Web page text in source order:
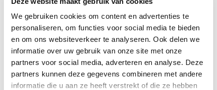
We gebruiken cookies om content en advertenties te
personaliseren, om functies voor social media te bieden
en om ons websiteverkeer te analyseren. Ook delen we
informatie over uw gebruik van onze site met onze
partners voor social media, adverteren en analyse. Deze
partners kunnen deze gegevens combineren met andere
informatie die u aan ze heeft verstrekt of die ze hebben
Zijn er ook onderarmprothesen in confectie- of standaard
uitvoeringen?
Is de onderarmprothese mijn eigendom?
Wordt de onderarmprothese geleverd onder de bruikleen
of lease regeling van uw zorgverzekering?